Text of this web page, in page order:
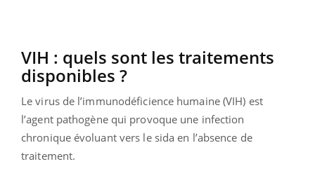
VIH : quels sont les traitements
disponibles ?
Le virus de l’immunodéficience humaine (VIH) est
l’agent pathogène qui provoque une infection
chronique évoluant vers le sida en l’absence de
traitement.